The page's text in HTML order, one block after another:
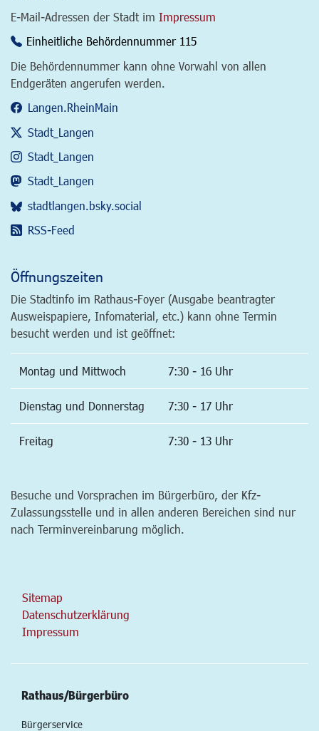
E-Mail-Adressen der Stadt im Impressum
Einheitliche Behördennummer 115
Die Behördennummer kann ohne Vorwahl von allen
Endgeräten angerufen werden.
Langen.RheinMain
Stadt_Langen
Stadt_Langen
Stadt_Langen
stadtlangen.bsky.social
RSS-Feed
Öffnungszeiten
Die Stadtinfo im Rathaus-Foyer (Ausgabe beantragter
Ausweispapiere, Infomaterial, etc.) kann ohne Termin
besucht werden und ist geöffnet:
Montag und Mittwoch 7:30 - 16 Uhr
Dienstag und Donnerstag 7:30 - 17 Uhr
Freitag 7:30 - 13 Uhr
Besuche und Vorsprachen im Bürgerbüro, der Kfz-
Zulassungsstelle und in allen anderen Bereichen sind nur
nach Terminvereinbarung möglich.
Sitemap
Datenschutzerklärung
Impressum
Rathaus/Bürgerbüro
Bürgerservice